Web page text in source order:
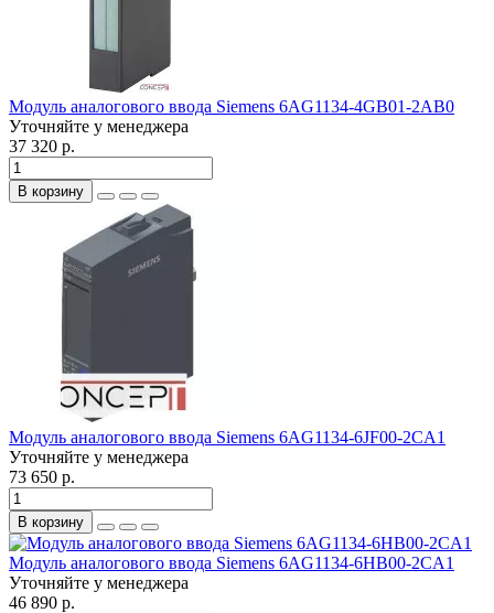
Модуль аналогового ввода Siemens 6AG1134-4GB01-2AB0
Уточняйте у менеджера
37 320 р.
В корзину
Модуль аналогового ввода Siemens 6AG1134-6JF00-2CA1
Уточняйте у менеджера
73 650 р.
В корзину
Модуль аналогового ввода Siemens 6AG1134-6HB00-2CA1
Уточняйте у менеджера
46 890 р.